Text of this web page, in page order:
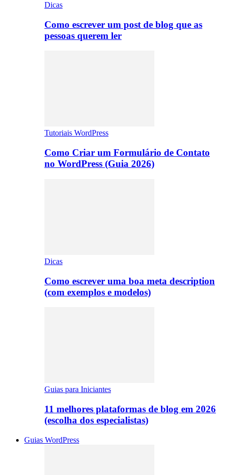
Dicas
Como escrever um post de blog que as
pessoas querem ler
Tutoriais WordPress
Como Criar um Formulário de Contato
no WordPress (Guia 2026)
Dicas
Como escrever uma boa meta description
(com exemplos e modelos)
Guias para Iniciantes
11 melhores plataformas de blog em 2026
(escolha dos especialistas)
Guias WordPress